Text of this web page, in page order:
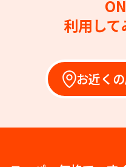
利用して
お近く